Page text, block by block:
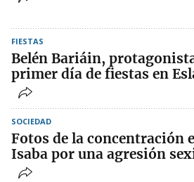
FIESTAS
Belén Bariáin,
primer día de fiestas en
SOCIEDAD
Fotos de la concentración
Isaba por una agresión